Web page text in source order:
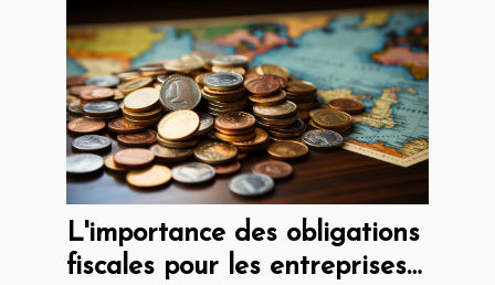
L'importance des obligations
fiscales pour les entreprises